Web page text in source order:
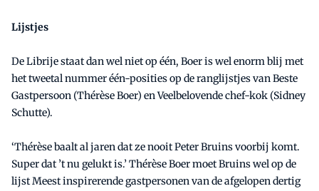
Lijstjes
De Librije staat dan wel niet op één, Boer is wel enorm blij met
het tweetal nummer één-posities op de ranglijstjes van Beste
Gastpersoon (Thérèse Boer) en Veelbelovende chef-kok (Sidney
Schutte).
‘Thérèse baalt al jaren dat ze nooit Peter Bruins voorbij komt.
Super dat ’t nu gelukt is.’ Thérèse Boer moet Bruins wel op de
lijst Meest inspirerende gastpersonen van de afgelopen dertig